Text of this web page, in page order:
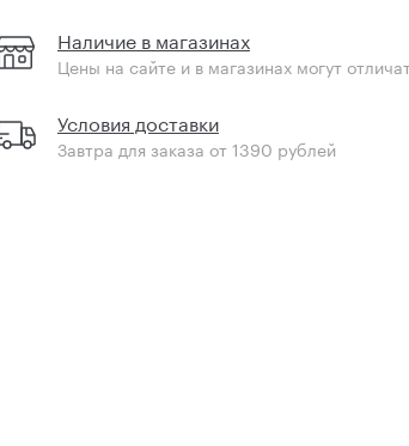
Наличие в магазинах
Цены на сайте и в магазинах могут
Условия доставки
Завтра для заказа от 1390 рублей